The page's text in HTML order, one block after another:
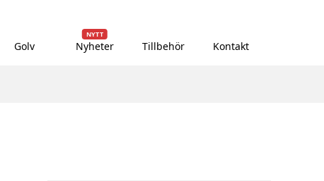
Golv Nyheter
NYTT
Tillbehör Kontakt